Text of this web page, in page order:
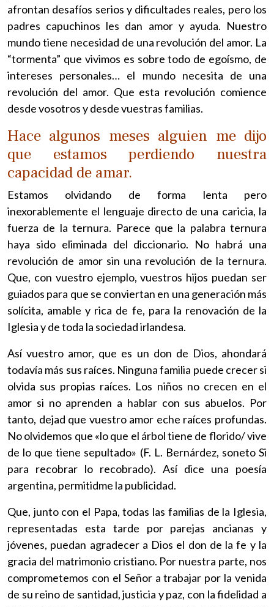
afrontan desafíos serios y dificultades reales, pero los
padres capuchinos les dan amor y ayuda. Nuestro
mundo tiene necesidad de una revolución del amor. La
“tormenta” que vivimos es sobre todo de egoísmo, de
intereses personales… el mundo necesita de una
revolución del amor. Que esta revolución comience
desde vosotros y desde vuestras familias.
Hace algunos meses alguien me dijo
que estamos perdiendo nuestra
capacidad de amar.
Estamos olvidando de forma lenta pero
inexorablemente el lenguaje directo de una caricia, la
fuerza de la ternura. Parece que la palabra ternura
haya sido eliminada del diccionario. No habrá una
revolución de amor sin una revolución de la ternura.
Que, con vuestro ejemplo, vuestros hijos puedan ser
guiados para que se conviertan en una generación más
solícita, amable y rica de fe, para la renovación de la
Iglesia y de toda la sociedad irlandesa.
Así vuestro amor, que es un don de Dios, ahondará
todavía más sus raíces. Ninguna familia puede crecer si
olvida sus propias raíces. Los niños no crecen en el
amor si no aprenden a hablar con sus abuelos. Por
tanto, dejad que vuestro amor eche raíces profundas.
No olvidemos que «lo que el árbol tiene de florido/ vive
de lo que tiene sepultado» (F. L. Bernárdez, soneto Si
para recobrar lo recobrado). Así dice una poesía
argentina, permitidme la publicidad.
Que, junto con el Papa, todas las familias de la Iglesia,
representadas esta tarde por parejas ancianas y
jóvenes, puedan agradecer a Dios el don de la fe y la
gracia del matrimonio cristiano. Por nuestra parte, nos
comprometemos con el Señor a trabajar por la venida
de su reino de santidad, justicia y paz, con la fidelidad a